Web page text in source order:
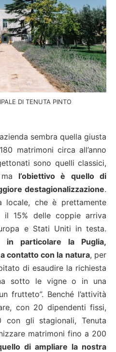
DI TENUTA PINTO
sembra quella giusta
matrimoni circa all’anno
sono quelli classici,
l’obiettivo è quello di
destagionalizzazione.
locale, che è prettamente
il 15% delle coppie arriva
e Stati Uniti in testa.
in particolare la Puglia,
contatto con la natura, per
di esaudire la richiesta
sotto le vigne o in una
frutteto”. Benché l’attività
con 20 dipendenti fissi,
con gli stagionali, Tenuta
matrimoni fino a 200
di ampliare la nostra